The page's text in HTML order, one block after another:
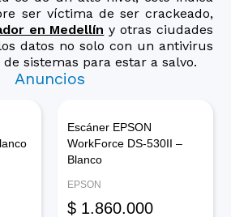
ser víctima de ser crackeado,
en Medellín y otras ciudades
datos no solo con un antivirus
sistemas para estar a salvo.
Anuncios
Escáner EPSON
WorkForce DS-530II –
Blanco
EPSON
$ 1.860.000